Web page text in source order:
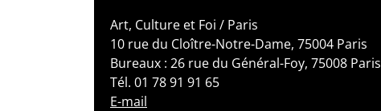
Art, Culture et Foi / Paris
10 rue du Cloître-Notre-Dame, 75004 Paris
Bureaux : 26 rue du Général-Foy, 75008 Paris
Tél. 01 78 91 91 65
E-mail